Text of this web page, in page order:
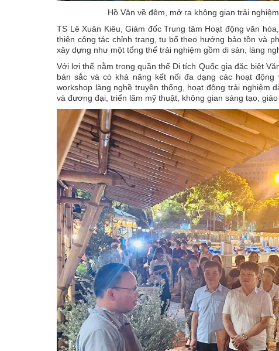
Hồ Văn về đêm, mở ra không gian trải
TS Lê Xuân Kiêu, Giám đốc Trung tâm Hoạt động văn
thiện công tác chỉnh trang, tu bổ theo hướng bảo tồn và
xây dựng như một tổng thể trải nghiệm gồm di sản, làng
Với lợi thế nằm trong quần thể Di tích Quốc gia đặc biệt
bản sắc và có khả năng kết nối đa dạng các hoạt
workshop làng nghề truyền thống, hoạt động trải nghiệm
và đương đại, triển lãm mỹ thuật, không gian sáng tạo,